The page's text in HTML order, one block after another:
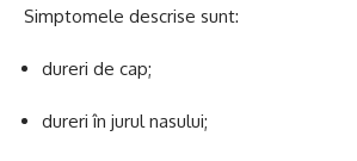
Simptomele descrise sunt:
dureri de cap;
dureri în jurul nasului;